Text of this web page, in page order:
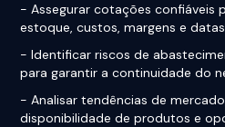
- Assegurar cotações confiáveis
estoque, custos, margens e
- Identificar riscos de
para garantir a continuidade do
- Analisar tendências de
disponibilidade de produtos e